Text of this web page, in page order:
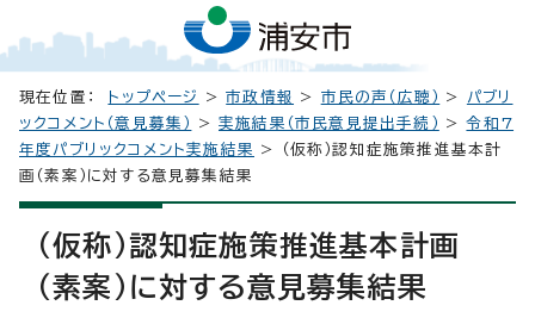
現在位置： トップページ >市政情報 > 市民の声（広聴） > パブリ
ックコメント（意見募集）
>実施結果（市民意見提出手続） >令和7
年度パブリックコメント実施結果
> （仮称）認知症施策推進基本計
画（素案）に対する意見募集結果
（仮称）認知症施策推進基本計画
（素案）に対する意見募集結果